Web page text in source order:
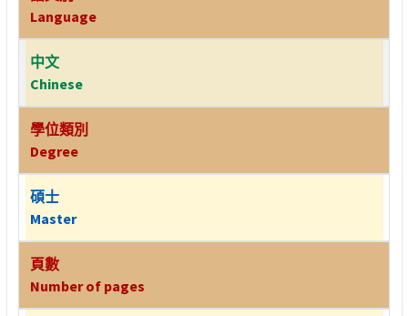
Language
中文
Chinese
學位類別
Degree
碩士
Master
頁數
Number of pages